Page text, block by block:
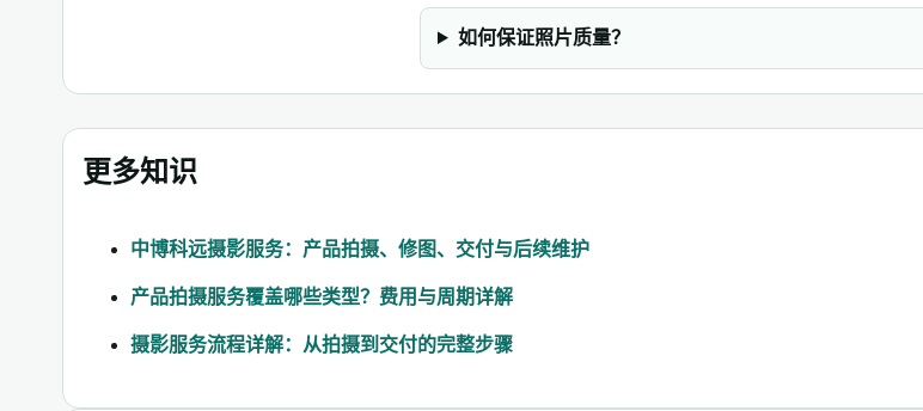
如何保证照片质量？
更多知识
中博科远摄影服务：产品拍摄、修图、交付与后续维护
产品拍摄服务覆盖哪些类型？费用与周期详解
摄影服务流程详解：从拍摄到交付的完整步骤